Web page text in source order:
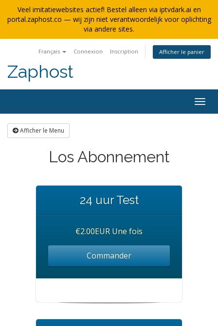
Veel imitatiewebsites actief! Bestel alleen via iptvdark.ai en
portal.zaphost.co — wij zijn niet verantwoordelijk voor oplichting
via andere sites.
Français Connexion Inscription Afficher le panier
Zaphost
la
Afficher le Menu
Los Abonnement
24 uur Test
€2.00EUR Une fois
Commander